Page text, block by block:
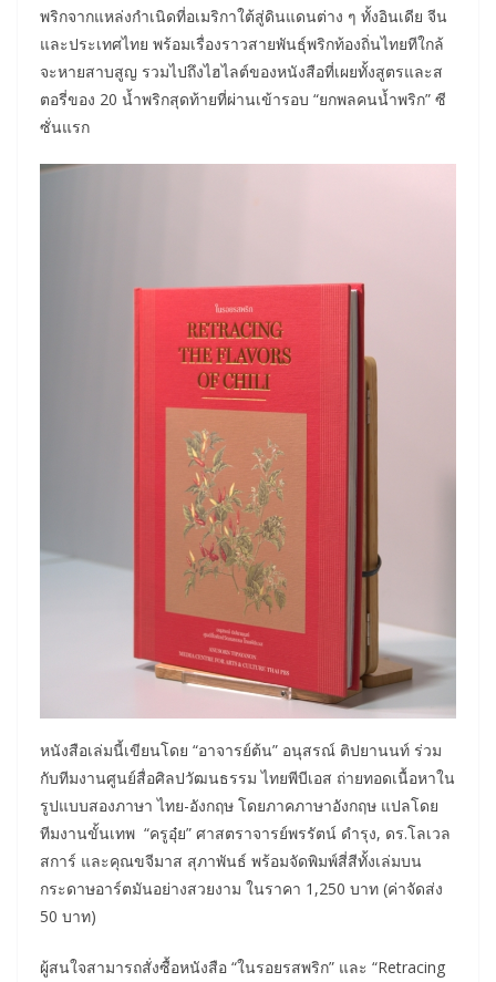
พริกจากแหล่งกำเนิดที่อเมริกาใต้สู่ดินแดนต่าง ๆ ทั้งอินเดีย จีน
และประเทศไทย พร้อมเรื่องราวสายพันธุ์พริกท้องถิ่นไทยทีใกล้
จะหายสาบสูญ รวมไปถึงไฮไลต์ของหนังสือที่เผยทั้งสูตรและส
ตอรี่ของ 20 น้ำพริกสุดท้ายที่ผ่านเข้ารอบ “ยกพลคนน้ำพริก” ซี
ซั่นแรก
หนังสือเล่มนี้เขียนโดย “อาจารย์ต้น” อนุสรณ์ ติปยานนท์ ร่วม
กับทีมงานศูนย์สื่อศิลปวัฒนธรรม ไทยพีบีเอส ถ่ายทอดเนื้อหาใน
รูปแบบสองภาษา ไทย-อังกฤษ โดยภาคภาษาอังกฤษ แปลโดย
ทีมงานขั้นเทพ “ครูอุ๋ย” ศาสตราจารย์พรรัตน์ ดำรุง, ดร.โลเวล
สการ์ และคุณขจีมาส สุภาพันธ์ พร้อมจัดพิมพ์สี่สีทั้งเล่มบน
กระดาษอาร์ตมันอย่างสวยงาม ในราคา 1,250 บาท (ค่าจัดส่ง
50 บาท)
ผู้สนใจสามารถสั่งซื้อหนังสือ “ในรอยรสพริก” และ “Retracing